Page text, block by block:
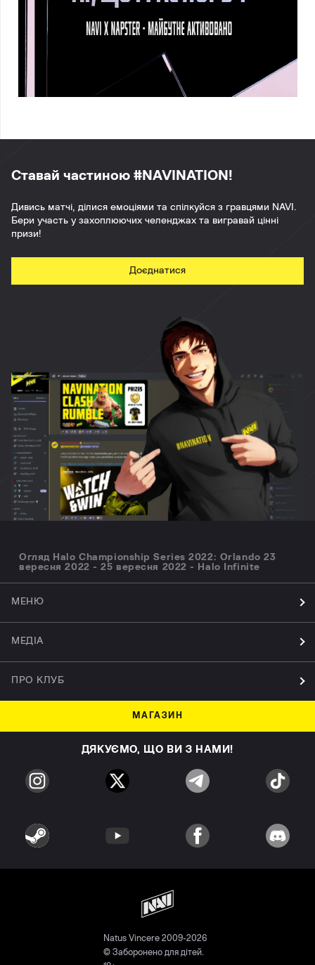
Ставай частиною #NAVINATION!
Дивись матчі, ділися емоціями та спілкуйся з гравцями NAVI.
Бери участь у захоплюючих челенджах та вигравай цінні
призи!
Доєднатися
Огляд Halo Championship Series 2022: Orlando 23
вересня 2022 - 25 вересня 2022 - Halo Infinite
МЕНЮ
МЕДІА
ПРО КЛУБ
МАГАЗИН
ДЯКУЄМО, ЩО ВИ З НАМИ!
Natus Vincere 2009-2026
© Заборонено для дітей.